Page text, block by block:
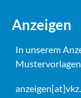
Anzeigen
In unserem